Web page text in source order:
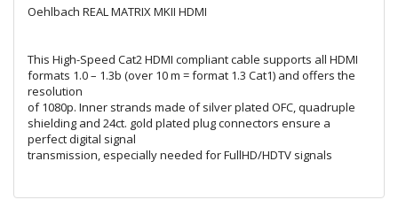
Oehlbach REAL MATRIX MKII HDMI
This High-Speed Cat2 HDMI compliant cable supports all HDMI
formats 1.0 – 1.3b (over 10 m = format 1.3 Cat1) and offers the
resolution
of 1080p. Inner strands made of silver plated OFC, quadruple
shielding and 24ct. gold plated plug connectors ensure a
perfect digital signal
transmission, especially needed for FullHD/HDTV signals